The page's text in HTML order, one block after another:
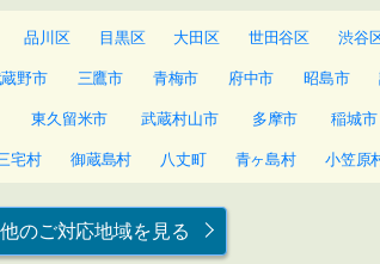
品川区 目黒区 大田区 世田谷区 渋谷
野市 三鷹市 青梅市 府中市 昭島市
東久留米市 武蔵村山市 多摩市 稲城市
宅村 御蔵島村 八丈町 青ヶ島村 小笠原
のご対応地域を見る